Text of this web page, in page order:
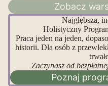
Zobacz
Najgłębsza,
Holistyczny
Praca jeden na jeden,
historii. Dla osób z
Zaczynasz od
Poznaj